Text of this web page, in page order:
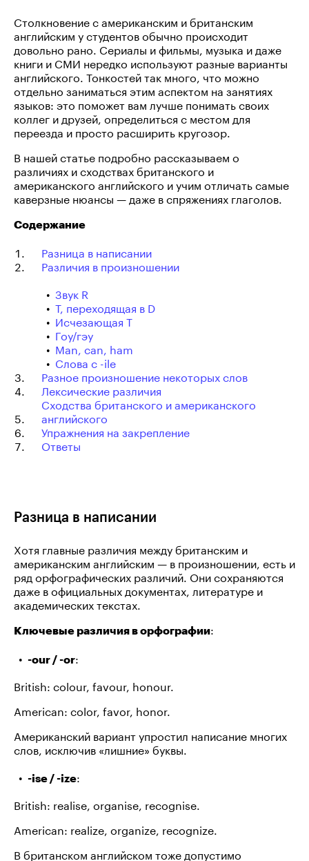
Столкновение с американским и британским
английским у студентов обычно происходит
довольно рано. Сериалы и фильмы, музыка и даже
книги и СМИ нередко используют разные варианты
английского. Тонкостей так много, что можно
отдельно заниматься этим аспектом на занятиях
языков: это поможет вам лучше понимать своих
коллег и друзей, определиться с местом для
переезда и просто расширить кругозор.
В нашей статье подробно рассказываем о
различиях и сходствах британского и
американского английского и учим отличать самые
каверзные нюансы — даже в спряжениях глаголов.
Содержание
Разница в написании
Различия в произношении
Звук R
T, переходящая в D
Исчезающая Т
Гоу/гэу
Man, can, ham
Слова с -ile
Разное произношение некоторых слов
Лексические различия
Сходства британского и американского
английского
Упражнения на закрепление
Ответы
Разница в написании
Хотя главные различия между британским и
американским английским — в произношении, есть и
ряд орфографических различий. Они сохраняются
даже в официальных документах, литературе и
академических текстах.
Ключевые различия в орфографии:
-our / -or:
British: colour, favour, honour.
American: color, favor, honor.
Американский вариант упростил написание многих
слов, исключив «лишние» буквы.
-ise / -ize:
British: realise, organise, recognise.
American: realize, organize, recognize.
В британском английском тоже допустимо